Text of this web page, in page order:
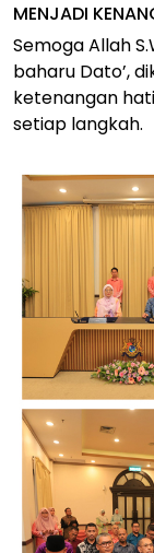
MENJADI
Semoga Allah
baharu Dato’,
ketenangan
setiap langkah.